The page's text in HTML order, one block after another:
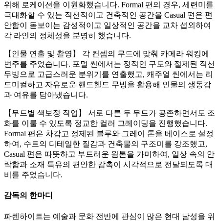
위해 로케이션을 이원화했습니다. Formal 편의 경우, 세련미를
극대화할 수 있는 직선적이고 건축적인 공간을 Casual 편은 편
안함이 돋보이는 감성적이고 일상적인 공간을 교차 섭외하여
각 라인의 정체성을 분명히 했습니다.
【인물 연출 및 촬영】 각 컨셉의 무드에 맞춰 카메라 워킹에
변주를 주었습니다. 포멀 씬에서는 정적인 구도와 절제된 직선
무빙으로 고급스러운 분위기를 연출했고, 캐주얼 씬에서는 리
드미컬하고 자유로운 핸드헬드 무빙을 활용해 인물의 생동감
과 여유를 담아냈습니다.
【무드별 색보정 작업】 서로 다른 두 무드가 공존하면서도 조
화를 이룰 수 있도록 정교한 컬러 그레이딩을 진행했습니다.
Formal 편은 차갑고 정제된 블루와 그레이 톤을 베이스로 설정
하여, 수트의 디테일한 질감과 건축물의 구조미를 강조했고,
Casual 편은 따뜻하고 부드러운 웜톤을 가미하여, 일상 속의 안
락함과 소재 특유의 편안한 감촉이 시각적으로 전달되도록 대
비를 주었습니다.
감독의 한마디
파렌하이트는 예술과 문화 전반에 관심이 많은 현대 남성을 위